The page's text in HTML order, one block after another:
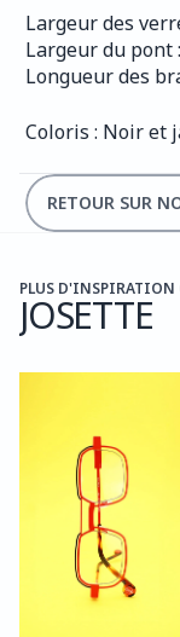
Largeur des
Largeur du pont
Longueur des
Coloris : Noir et
RETOUR SUR
PLUS D'INSPIRATION
JOSETTE